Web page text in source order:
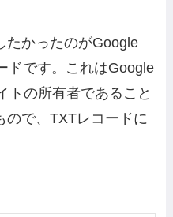
たかったのがGoogle
ドです。これはGoogle
トの所有者であること
ので、TXTレコードに